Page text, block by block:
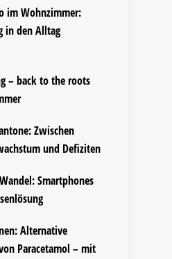
im Wohnzimmer:
in den Alltag
– back to the roots
Zwischen
und Defiziten
Smartphones
Alternative
Paracetamol – mit